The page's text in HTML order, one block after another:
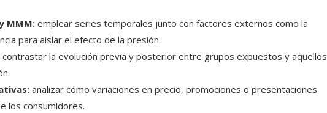
MMM: emplear series temporales junto con factores externos como la
para aislar el efecto de la presión.
contrastar la evolución previa y posterior entre grupos expuestos y aquellos
analizar cómo variaciones en precio, promociones o presentaciones
los consumidores.